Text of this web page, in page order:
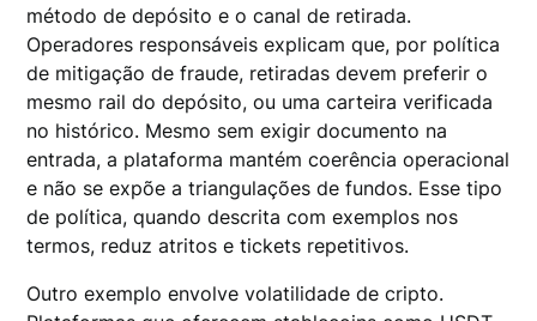
método de depósito e o canal de retirada.
Operadores responsáveis explicam que, por política
de mitigação de fraude, retiradas devem preferir o
mesmo rail do depósito, ou uma carteira verificada
no histórico. Mesmo sem exigir documento na
entrada, a plataforma mantém coerência operacional
e não se expõe a triangulações de fundos. Esse tipo
de política, quando descrita com exemplos nos
termos, reduz atritos e tickets repetitivos.
Outro exemplo envolve volatilidade de cripto.